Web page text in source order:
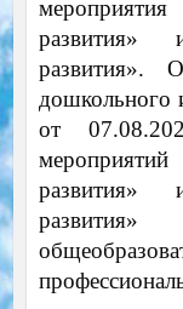
развития»
развития».
дошкольного
от
развития»